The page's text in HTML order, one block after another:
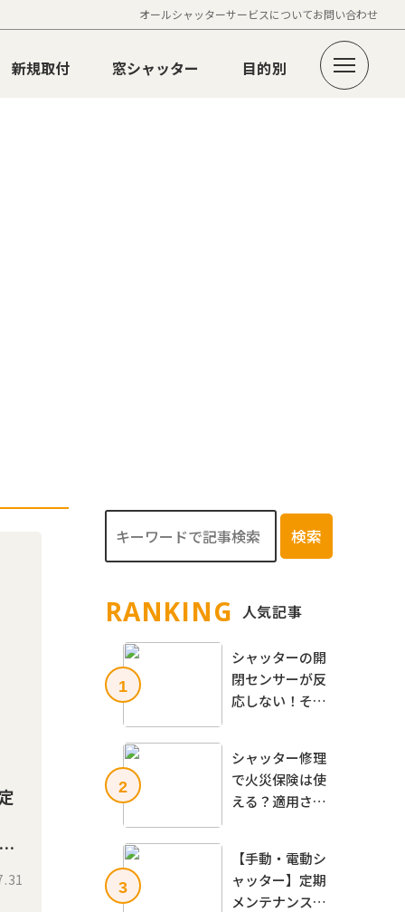
オールシャッターサービスについてお問い合わせ
新規取付 窓シャッター 目的別
検索
RANKING ⼈気記事
1
シャッターの開
閉センサーが反
応しない！その
る点検方法も解
説
2
シャッター修理
で火災保険は使
える？適用され
意点を解説
3
【手動・電動シ
ャッター】定期
メンテナンスの